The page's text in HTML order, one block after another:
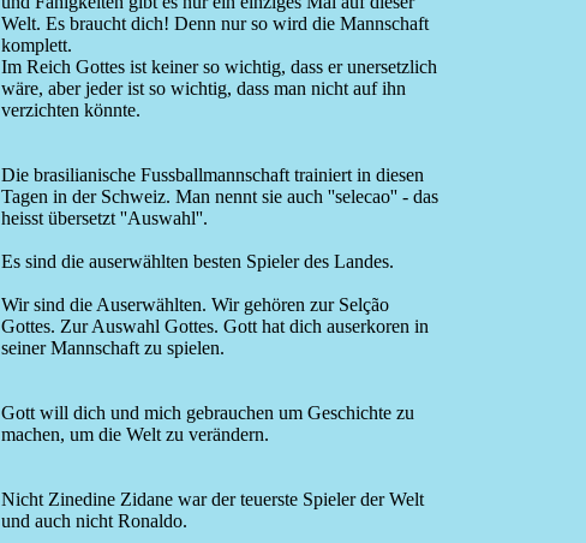
Welt. Es braucht dich! Denn nur so wird die Mannschaft
komplett.
Im Reich Gottes ist keiner so wichtig, dass er unersetzlich
wäre, aber jeder ist so wichtig, dass man nicht auf ihn
verzichten könnte.
Die brasilianische Fussballmannschaft trainiert in diesen
Tagen in der Schweiz. Man nennt sie auch ''selecao'' - das
heisst übersetzt ''Auswahl''.
Es sind die auserwählten besten Spieler des Landes.
Wir sind die Auserwählten. Wir gehören zur Selção
Gottes. Zur Auswahl Gottes. Gott hat dich auserkoren in
seiner Mannschaft zu spielen.
Gott will dich und mich gebrauchen um Geschichte zu
machen, um die Welt zu verändern.
Nicht Zinedine Zidane war der teuerste Spieler der Welt
und auch nicht Ronaldo.